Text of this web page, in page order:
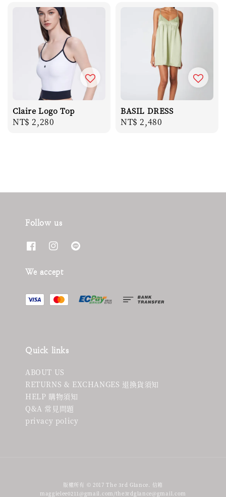
Claire Logo Top
Regular
NT$ 2,280
BASIL DRESS
Regular
NT$ 2,480
Follow us
We accept
Quick links
ABOUT US
RETURNS & EXCHANGES 退換貨須知
HELP 購物須知
Q&A 常見問題
privacy policy
版權所有 © 2017 The 3rd Glance. 信箱
maggielee0211@gmail.com/the3rdglance@gmail.com